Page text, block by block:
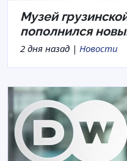
Музей
пополнился
2 дня назад | Новости